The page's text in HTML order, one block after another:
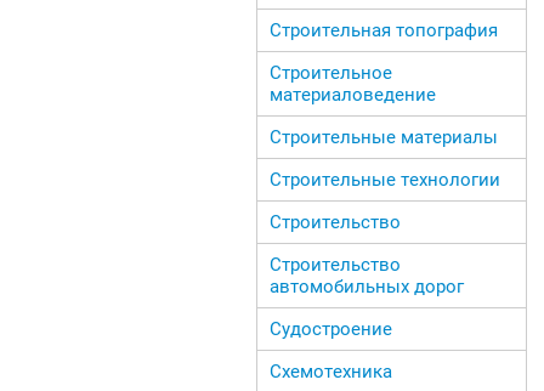
Строительная топография
Строительное
материаловедение
Строительные материалы
Строительные технологии
Строительство
Строительство
автомобильных дорог
Судостроение
Схемотехника